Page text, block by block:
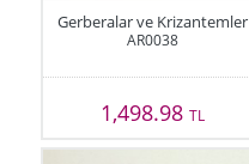
Gerberalar ve Krizantemler
AR0038
1,498.98TL